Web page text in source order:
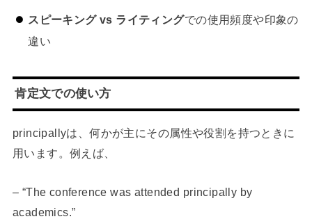
スピーキング vs ライティングでの使用頻度や印象の
違い
肯定文での使い方
principallyは、何かが主にその属性や役割を持つときに
用います。例えば、
– “The conference was attended principally by
academics.”